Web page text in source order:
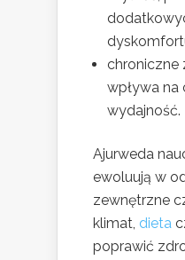
chroniczne
wpływa na
wydajność.
Ajurweda
ewoluują w
zewnętrzne
klimat, dieta
poprawić